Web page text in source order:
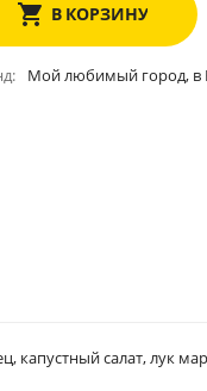
В КОРЗИНУ
Мой любимый город, в
капустный салат, лук